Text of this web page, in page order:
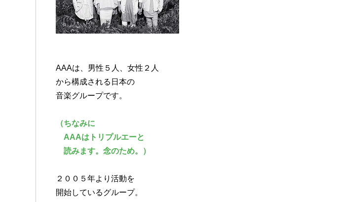
AAAは、男性５人、女性２人
から構成される日本の
音楽グループです。
（ちなみに
AAAはトリプルエーと
読みます。念のため。）
２００５年より活動を
開始しているグループ。